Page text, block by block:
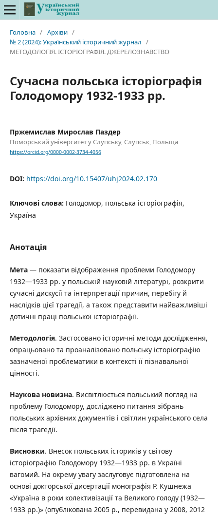
Головна / Архіви /
№ 2 (2024): Український історичний журнал /
МЕТОДОЛОГІЯ. ІСТОРІОГРАФІЯ. ДЖЕРЕЛОЗНАВСТВО
Сучасна польська історіографія
Голодомору 1932-1933 рр.
Пржемислав Мирослав Паздер
Поморський університет у Слупську, Слупськ, Польща
https://orcid.org/0000-0002-3734-4056
DOI: https://doi.org/10.15407/uhj2024.02.170
Ключові слова: Голодомор, польська історіографія,
Україна
Анотація
Мета— показати відображення проблеми Голодомору
1932—1933 рр. у польській науковій літературі, розкрити
сучасні дискусії та інтерпретації причин, перебігу й
наслідків цієї трагедії, а також представити найважливіші
дотичні праці польської історіографії.
Методологія. Застосовано історичні методи дослідження,
опрацьовано та проаналізовано польську історіографію
зазначеної проблематики в контексті її пізнавальної
цінності.
Наукова новизна. Висвітлюється польський погляд на
проблему Голодомору, досліджено питання зібрань
польських архівних документів і світлин українського села
після трагедії.
Висновки. Внесок польських істориків у світову
історіографію Голодомору 1932—1933 рр. в Україні
вагомий. На окрему увагу заслуговує підготовлена на
основі докторської дисертації монографія Р. Кушнежа
«Україна в роки колективізації та Великого голоду (1932—
1933 рр.)» (опублікована 2005 р., перевидана у 2008, 2012